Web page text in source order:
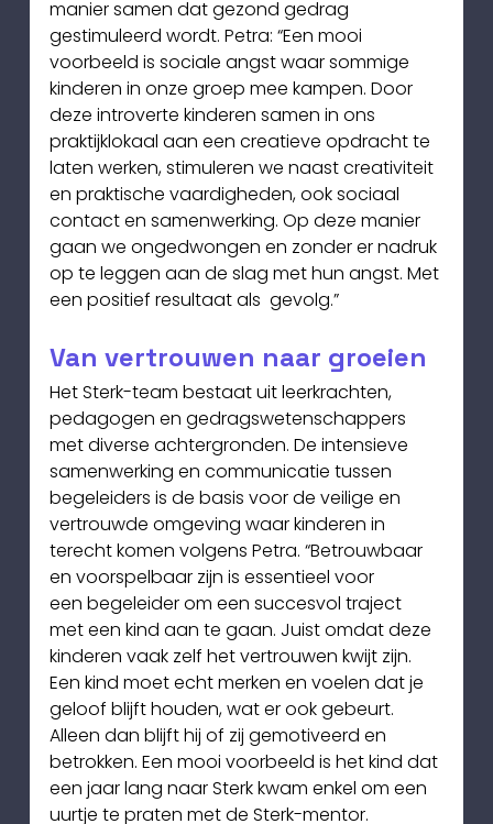
manier samen dat gezond gedrag
gestimuleerd wordt. Petra: “Een mooi
voorbeeld is sociale angst waar sommige
kinderen in onze groep mee kampen. Door
deze introverte kinderen samen in ons
praktijklokaal aan een creatieve opdracht te
laten werken, stimuleren we naast creativiteit
en praktische vaardigheden, ook sociaal
contact en samenwerking. Op deze manier
gaan we ongedwongen en zonder er nadruk
op te leggen aan de slag met hun angst. Met
een positief resultaat als  gevolg.”
Van vertrouwen naar groeien
Het Sterk-team bestaat uit leerkrachten,
pedagogen en gedragswetenschappers
met diverse achtergronden. De intensieve
samenwerking en communicatie tussen
begeleiders is de basis voor de veilige en
vertrouwde omgeving waar kinderen in
terecht komen volgens Petra. “Betrouwbaar
en voorspelbaar zijn is essentieel voor
een begeleider om een succesvol traject
met een kind aan te gaan. Juist omdat deze
kinderen vaak zelf het vertrouwen kwijt zijn.
Een kind moet echt merken en voelen dat je
geloof blijft houden, wat er ook gebeurt.
Alleen dan blijft hij of zij gemotiveerd en
betrokken. Een mooi voorbeeld is het kind dat
een jaar lang naar Sterk kwam enkel om een
uurtje te praten met de Sterk-mentor.